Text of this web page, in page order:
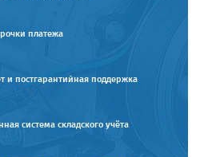
платежа
и постгарантийная поддержка
система складского учёта